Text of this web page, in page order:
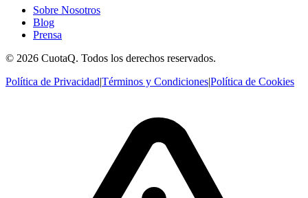
Sobre Nosotros
Blog
Prensa
© 2026 CuotaQ. Todos los derechos reservados.
Política de Privacidad|Términos y Condiciones|Política de Cookies